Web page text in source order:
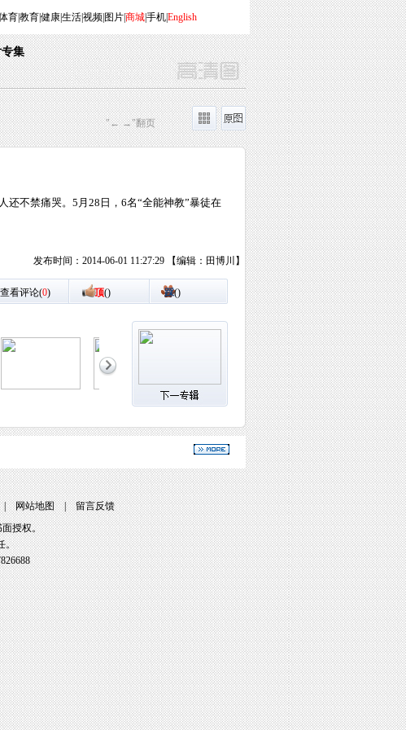
育|教育|健康|生活|视频| 图片|商城|手机|English
集
"← →"翻页
还不禁痛哭。5月28日，6名“全能神教”暴徒在
发布时间：2014-06-01 11:27:29 【编辑：田博川】
查看评论(0) 顶() 踩()
网站地图|留言反馈
授权。
。